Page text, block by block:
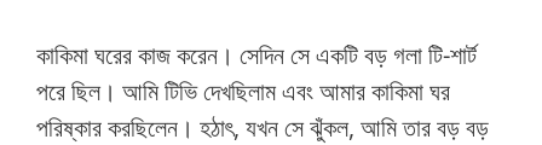
কাকিমা ঘরের কাজ করেন। সেদিন সে একটি বড় গলা টি-শার্ট
পরে ছিল। আমি টিভি দেখছিলাম এবং আমার কাকিমা ঘর
পরিষ্কার করছিলেন। হঠাৎ, যখন সে ঝুঁকল, আমি তার বড় বড়